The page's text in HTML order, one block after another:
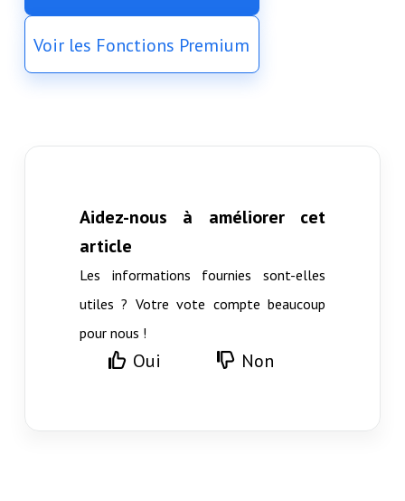
Voir les Fonctions Premium
Aidez-nous à améliorer cet
article
Les informations fournies sont-elles
utiles ? Votre vote compte beaucoup
pour nous !
Oui Non